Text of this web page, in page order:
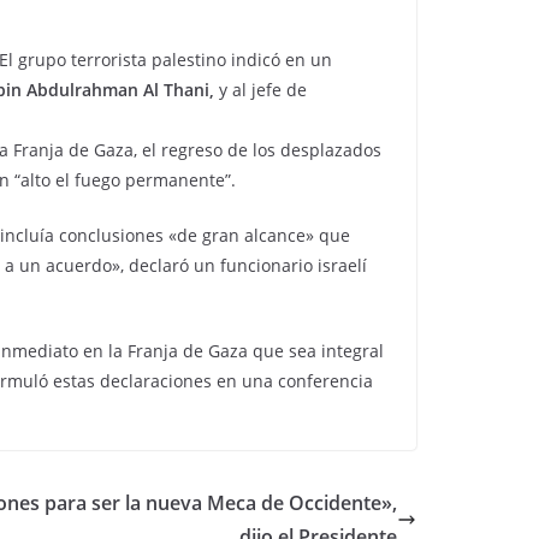
grupo terrorista palestino indicó en un
Abdulrahman Al Thani, y al jefe de
de Gaza, el regreso de los desplazados
“alto el fuego permanente”.
conclusiones «de gran alcance» que
un acuerdo», declaró un funcionario israelí
en la Franja de Gaza que sea integral
estas declaraciones en una conferencia
para ser la nueva Meca de Occidente»,